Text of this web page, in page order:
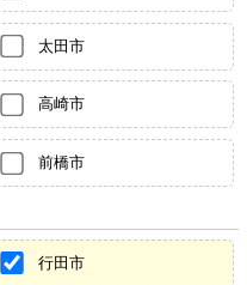
太田市
高崎市
前橋市
行田市